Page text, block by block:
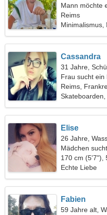
Mann möchte
Reims
Minimalismus,
Cassandra
31 Jahre,
Frau sucht ein
Reims,
Elise
26 Jahre,
Mädchen
170 cm (5'7"),
Echte Liebe
Fabien
59 Jahre alt,